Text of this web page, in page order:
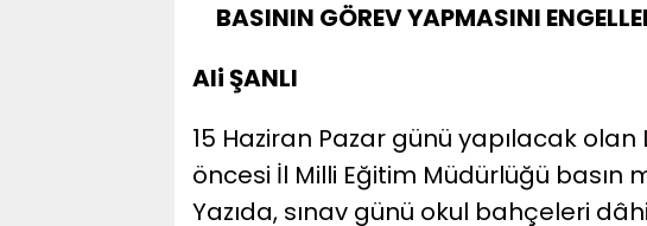
BASININ GÖREV YAPMASINI
Ali ŞANLI
15 Haziran Pazar günü yapılacak olan
öncesi İl Milli Eğitim Müdürlüğü basın
Yazıda, sınav günü okul bahçeleri